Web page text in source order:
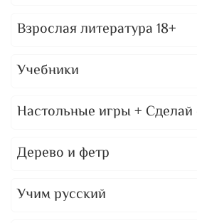
Взрослая литература 18+
Учебники
Настольные игры + Сделай
Дерево и фетр
Учим русский